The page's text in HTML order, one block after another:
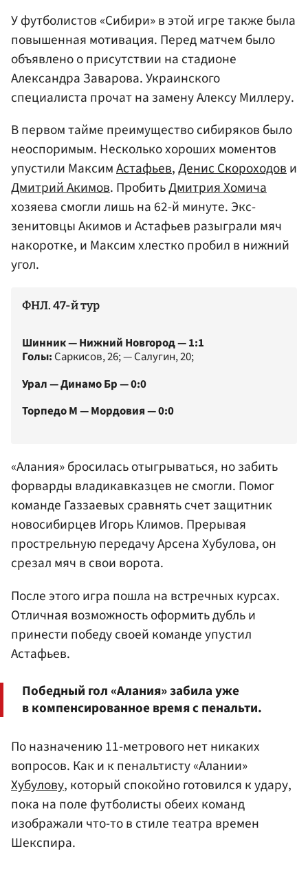
У футболистов «Сибири» в этой игре также была
повышенная мотивация. Перед матчем было
объявлено о присутствии на стадионе
Александра Заварова. Украинского
специалиста прочат на замену Алексу Миллеру.
В первом тайме преимущество сибиряков было
неоспоримым. Несколько хороших моментов
упустили МаксимАстафьев,Денис Скороходови
Дмитрий Акимов. ПробитьДмитрия Хомича
хозяева смогли лишь на 62-й минуте. Экс-
зенитовцы Акимов и Астафьев разыграли мяч
накоротке, и Максим хлестко пробил в нижний
угол.
ФНЛ. 47-й тур
Шинник — Нижний Новгород — 1:1
Голы: Саркисов, 26; — Салугин, 20;
Урал — Динамо Бр — 0:0
Торпедо М — Мордовия — 0:0
«Алания» бросилась отыгрываться, но забить
форварды владикавказцев не смогли. Помог
команде Газзаевых сравнять счет защитник
новосибирцев Игорь Климов. Прерывая
прострельную передачу Арсена Хубулова, он
срезал мяч в свои ворота.
После этого игра пошла на встречных курсах.
Отличная возможность оформить дубль и
принести победу своей команде упустил
Астафьев.
Победный гол «Алания» забила уже
в компенсированное время с пенальти.
По назначению 11-метрового нет никаких
вопросов. Как и к пенальтисту «Алании»
Хубулову, который спокойно готовился к удару,
пока на поле футболисты обеих команд
изображали что-то в стиле театра времен
Шекспира.